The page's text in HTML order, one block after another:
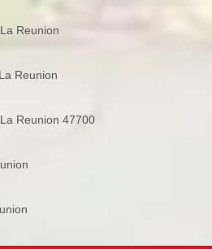
Reunion
Reunion
Reunion 47700